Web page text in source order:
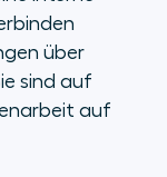
über
sind auf
auf